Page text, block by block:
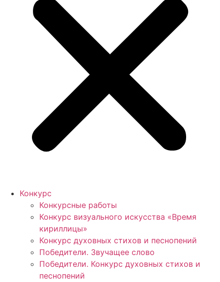
Конкурс
Конкурсные работы
Конкурс визуального искусства «Время
кириллицы»
Конкурс духовных стихов и песнопений
Победители. Звучащее слово
Победители. Конкурс духовных стихов и
песнопений